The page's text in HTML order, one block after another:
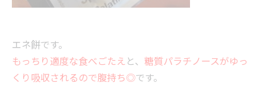
エネ餅です。
もっちり適度な食べごたえと、 糖質パラチノースがゆっ
くり吸収されるので腹持ち◎です。